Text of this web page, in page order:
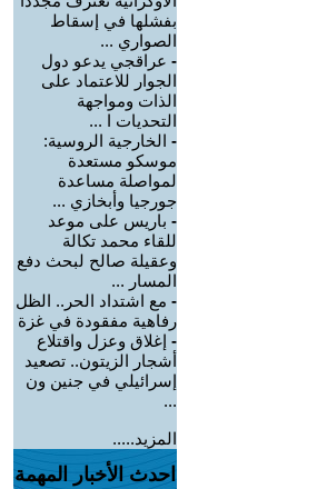
بفشلها في إسقاط
الصواري ...
- عراقجي يدعو دول
الجوار للاعتماد على
الذات ومواجهة
التحديات ا ...
- الخارجية الروسية:
موسكو مستعدة
لمواصلة مساعدة
جورجيا وأبخازي ...
- باريس على موعد
للقاء محمد تكالة
وعقيلة صالح لبحث دفع
المسار ...
- مع اشتداد الحر.. الظل
رفاهية مفقودة في غزة
- إغلاق وعزل واقتلاع
أشجار الزيتون.. تصعيد
إسرائيلي في جنين ون
...
المزيد.....
احدث الأخبار المهمة